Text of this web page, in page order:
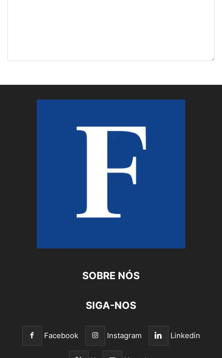
SOBRE NÓS
SIGA-NOS
Facebook Instagram Linkedin